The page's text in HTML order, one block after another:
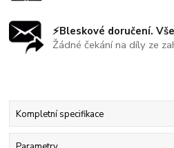
⚡Bleskové doručení.
Žádné čekání na díly ze
Kompletní specifikace